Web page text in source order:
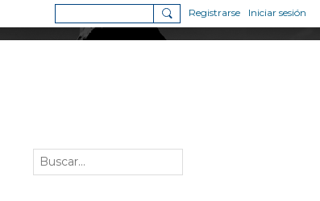
Registrarse Iniciar sesión